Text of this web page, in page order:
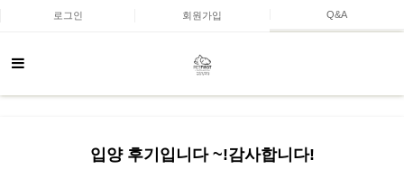
로그인 회원가입 Q&A
입양 후기입니다 ~!감사합니다!